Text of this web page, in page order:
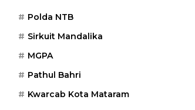
Polda NTB
Sirkuit Mandalika
MGPA
Pathul Bahri
Kwarcab Kota Mataram